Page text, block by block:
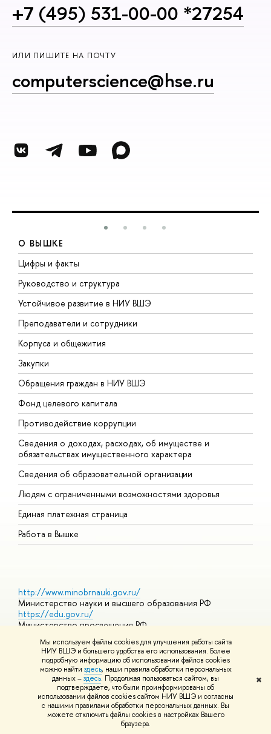
Мы используем файлы cookies для улучшения работы сайта
НИУ ВШЭ и большего удобства его использования. Более
подробную информацию об использовании файлов cookies
можно найти здесь, наши правила обработки персональных
данных –здесь. Продолжая пользоваться сайтом, вы
подтверждаете, что были проинформированы об
использовании файлов cookies сайтом НИУ ВШЭ и согласны
с нашими правилами обработки персональных данных. Вы
можете отключить файлы cookies в настройках Вашего
браузера.
✖
+7 (495) 531-00-00 *27254
ИЛИ ПИШИТЕ НА ПОЧТУ
computerscience@hse.ru
О ВЫШКЕ
Цифры и факты
Руководство и структура
Устойчивое развитие в НИУ ВШЭ
Преподаватели и сотрудники
Корпуса и общежития
Закупки
Обращения граждан в НИУ ВШЭ
Фонд целевого капитала
Противодействие коррупции
Сведения о доходах, расходах, об имуществе и
обязательствах имущественного характера
Сведения об образовательной организации
Людям с ограниченными возможностями здоровья
Единая платежная страница
Работа в Вышке
http://www.minobrnauki.gov.ru/
Министерство науки и высшего образования РФ
https://edu.gov.ru/
Министерство просвещения РФ
https://elearning.hse.ru/mooc
Массовые открытые онлайн-курсы
© НИУ ВШЭ 1993–2026 Адреса и контактыУсловия
использования материалов Политика конфиденциальности
Шрифты HSE Sans и HSE Slab разработаны вШколе дизайна НИУ